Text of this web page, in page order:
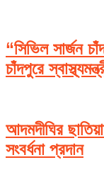
“সিভিল সার্জন
চাঁদপুরে
আদমদীঘির
সংবর্ধনা প্রদান